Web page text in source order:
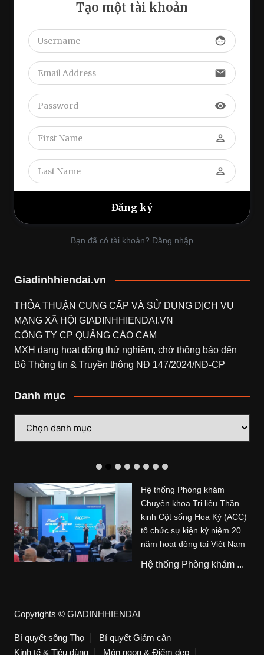
Tạo một tài khoản
face
email
visibility
perm_identity
perm_identity
Bạn đã có tài khoản? Đăng nhập
Giadinhhiendai.vn
THỎA THUẬN CUNG CẤP VÀ SỬ DỤNG DỊCH VỤ
MẠNG XÃ HỘI GIADINHHIENDAI.VN
CÔNG TY CP QUẢNG CÁO CAM
MXH đang hoạt động thử nghiệm, chờ thông báo đến
Bộ Thông tin & Truyền thông NĐ 147/2024/NĐ-CP
Danh mục
mục
Hệ thống Phòng khám
Chuyên khoa Trị liệu Thần
kinh Cột sống Hoa Kỳ (ACC)
tổ chức sự kiện kỷ niệm 20
năm hoạt động tại Việt Nam
Hệ thống Phòng khám ...
Copyrights © GIADINHHIENDAI
Bí quyết sống Thọ
Bí quyết Giảm cân
Kinh tế & Tiêu dùng
Món ngon & Điểm đẹp